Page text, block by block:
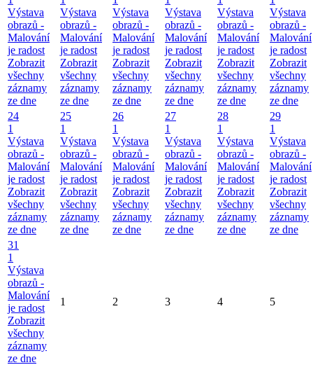
Výstava
obrazů -
Malování
je radost
Zobrazit
všechny
záznamy
ze dne
Výstava
obrazů -
Malování
je radost
Zobrazit
všechny
záznamy
ze dne
Výstava
obrazů -
Malování
je radost
Zobrazit
všechny
záznamy
ze dne
Výstava
obrazů -
Malování
je radost
Zobrazit
všechny
záznamy
ze dne
Výstava
obrazů -
Malování
je radost
Zobrazit
všechny
záznamy
ze dne
Výstava
obrazů -
Malování
je radost
Zobrazit
všechny
záznamy
ze dne
24
1
Výstava
obrazů -
Malování
je radost
Zobrazit
všechny
záznamy
ze dne
25
1
Výstava
obrazů -
Malování
je radost
Zobrazit
všechny
záznamy
ze dne
26
1
Výstava
obrazů -
Malování
je radost
Zobrazit
všechny
záznamy
ze dne
27
1
Výstava
obrazů -
Malování
je radost
Zobrazit
všechny
záznamy
ze dne
28
1
Výstava
obrazů -
Malování
je radost
Zobrazit
všechny
záznamy
ze dne
29
1
Výstava
obrazů -
Malování
je radost
Zobrazit
všechny
záznamy
ze dne
31
1
Výstava
obrazů -
Malování
je radost
Zobrazit
všechny
záznamy
ze dne
1 2 3 4 5